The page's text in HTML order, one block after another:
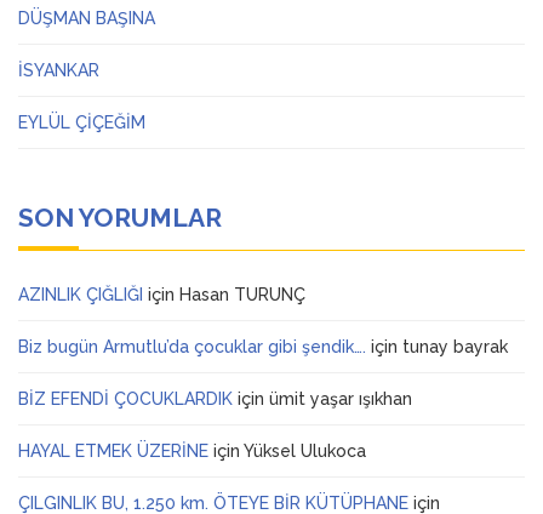
DÜŞMAN BAŞINA
İSYANKAR
EYLÜL ÇİÇEĞİM
SON YORUMLAR
AZINLIK ÇIĞLIĞI için Hasan TURUNÇ
Biz bugün Armutlu’da çocuklar gibi şendik…. için tunay bayrak
BİZ EFENDİ ÇOCUKLARDIK için ümit yaşar ışıkhan
HAYAL ETMEK ÜZERİNE için Yüksel Ulukoca
ÇILGINLIK BU, 1.250 km. ÖTEYE BİR KÜTÜPHANE için